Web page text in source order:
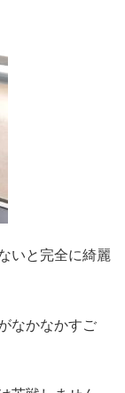
いと完全に綺麗
なかなかすご